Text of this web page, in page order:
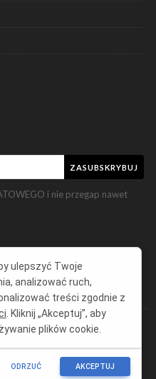
ZASUBSKRYBUJ
i nie przegap nawet
zastrzeżone.
ulepszyć Twoje
analizować ruch,
treści zgodnie z
. Kliknij „Akceptuj”, aby
plików cookie.
ODRZUĆ AKCEPTUJ